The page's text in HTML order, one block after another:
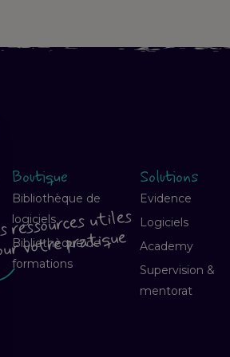
ressources utiles
votre pratique
Boutique
Bibliothèque de
logiciels
Bibliothèque de
formations
Solutions
Evidence
Logiciels
Academy
Supervision &
mentorat